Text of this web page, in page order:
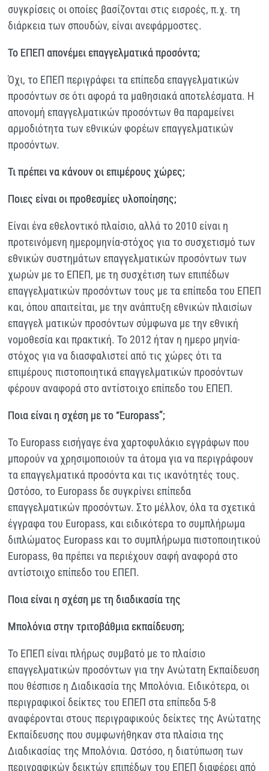
συγκρίσεις οι οποίες βασίζονται στις εισροές, π.χ. τη
διάρκεια των σπουδών, είναι ανεφάρμοστες.
Το ΕΠΕΠ απονέμει επαγγελματικά προσόντα;
Όχι, το ΕΠΕΠ περιγράφει τα επίπεδα επαγγελματικών
προσόντων σε ότι αφορά τα μαθησιακά αποτελέσματα. Η
απονομή επαγγελματικών προσόντων θα παραμείνει
αρμοδιότητα των εθνικών φορέων επαγγελματικών
προσόντων.
Τι πρέπει να κάνουν οι επιμέρους χώρες;
Ποιες είναι οι προθεσμίες υλοποίησης;
Είναι ένα εθελοντικό πλαίσιο, αλλά το 2010 είναι η
προτεινόμενη ημερομηνία-στόχος για το συσχετισμό των
εθνικών συστημάτων επαγγελματικών προσόντων των
χωρών με το ΕΠΕΠ, με τη συσχέτιση των επιπέδων
επαγγελματικών προσόντων τους με τα επίπεδα του ΕΠΕΠ
και, όπου απαιτείται, με την ανάπτυξη εθνικών πλαισίων
επαγγελ ματικών προσόντων σύμφωνα με την εθνική
νομοθεσία και πρακτική. Το 2012 ήταν η ημερο μηνία-
στόχος για να διασφαλιστεί από τις χώρες ότι τα
επιμέρους πιστοποιητικά επαγγελματικών προσόντων
φέρουν αναφορά στο αντίστοιχο επίπεδο του ΕΠΕΠ.
Ποια είναι η σχέση με το “Europass”;
Το Europass εισήγαγε ένα χαρτοφυλάκιο εγγράφων που
μπορούν να χρησιμοποιούν τα άτομα για να περιγράφουν
τα επαγγελματικά προσόντα και τις ικανότητές τους.
Ωστόσο, το Europass δε συγκρίνει επίπεδα
επαγγελματικών προσόντων. Στο μέλλον, όλα τα σχετικά
έγγραφα του Europass, και ειδικότερα το συμπλήρωμα
διπλώματος Europass και το συμπλήρωμα πιστοποιητικού
Europass, θα πρέπει να περιέχουν σαφή αναφορά στο
αντίστοιχο επίπεδο του ΕΠΕΠ.
Ποια είναι η σχέση με τη διαδικασία της
Μπολόνια στην τριτοβάθμια εκπαίδευση;
Το ΕΠΕΠ είναι πλήρως συμβατό με το πλαίσιο
επαγγελματικών προσόντων για την Aνώτατη Eκπαίδευση
που θέσπισε η Διαδικασία της Μπολόνια. Ειδικότερα, οι
περιγραφικοί δείκτες του ΕΠΕΠ στα επίπεδα 5-8
αναφέρονται στους περιγραφικούς δείκτες της Aνώτατης
Eκπαίδευσης που συμφωνήθηκαν στα πλαίσια της
Διαδικασίας της Μπολόνια. Ωστόσο, η διατύπωση των
περιγραφικών δεικτών επιπέδων του ΕΠΕΠ διαφέρει από